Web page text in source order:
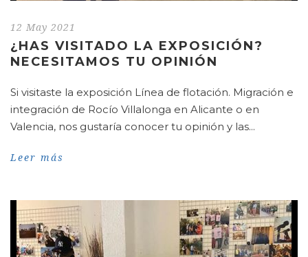
12 May 2021
¿HAS VISITADO LA EXPOSICIÓN?
NECESITAMOS TU OPINIÓN
Si visitaste la exposición Línea de flotación. Migración e
integración de Rocío Villalonga en Alicante o en
Valencia, nos gustaría conocer tu opinión y las...
Leer más